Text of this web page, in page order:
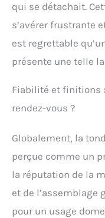
qui se détachait.
s’avérer frustrante
est regrettable
présente une telle
Fiabilité et finitions
rendez-vous ?
Globalement, la
perçue comme un
la réputation de la
et de l’assemblage
pour un usage